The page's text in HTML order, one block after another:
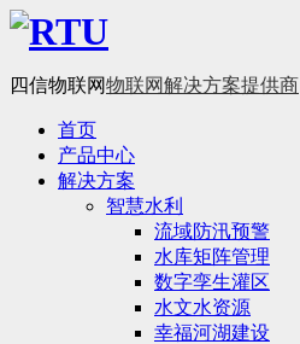
四信物联网物联网解决方案提供商
首页
产品中心
解决方案
智慧水利
流域防汛预警
水库矩阵管理
数字孪生灌区
水文水资源
幸福河湖建设